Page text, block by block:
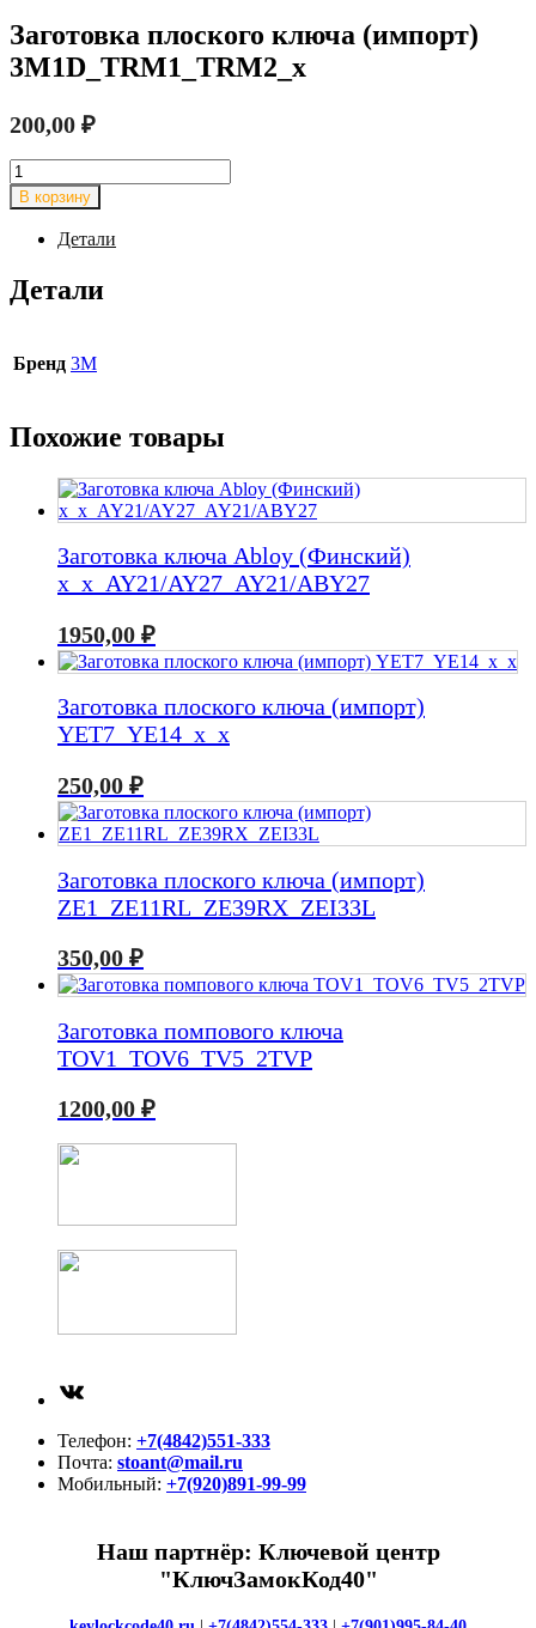
Заготовка плоского ключа (импорт)
3M1D_TRM1_TRM2_x
200,00 ₽
Количество
товара
Заготовка
плоского
ключа
(импорт)
3M1D_TRM1_TRM2_x
В корзину
Детали
Детали
Бренд 3M
Похожие товары
Заготовка ключа Abloy (Финский)
x_x_AY21/AY27_AY21/ABY27
1950,00 ₽
Заготовка плоского ключа (импорт)
YET7_YE14_x_x
250,00 ₽
Заготовка плоского ключа (импорт)
ZE1_ZE11RL_ZE39RX_ZEI33L
350,00 ₽
Заготовка помпового ключа
TOV1_TOV6_TV5_2TVP
1200,00 ₽
Телефон: +7(4842)551-333
Почта: stoant@mail.ru
Мобильный: +7(920)891-99-99
Наш партнёр: Ключевой центр
"КлючЗамокКод40"